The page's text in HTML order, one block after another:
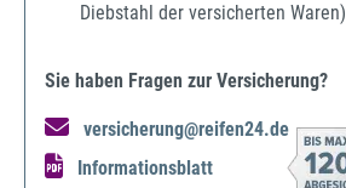
Diebstahl der versicherten Waren)
Sie haben Fragen zur Versicherung?
versicherung@reifen24.de
Informationsblatt